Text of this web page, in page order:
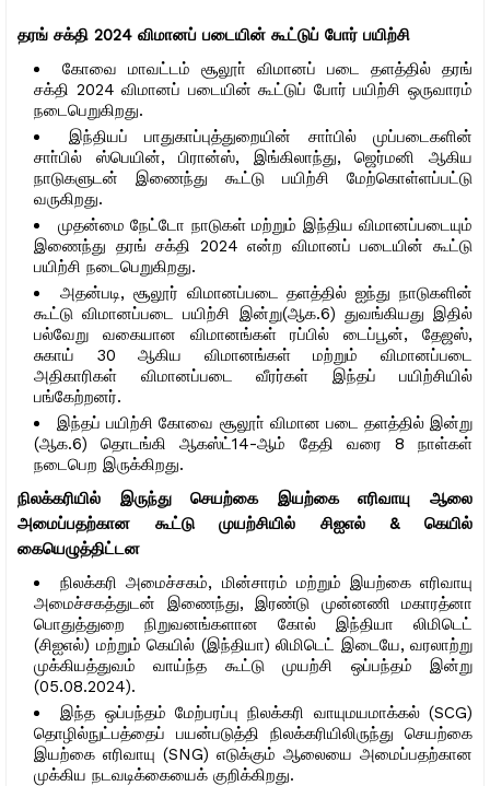
தரங் சக்தி 2024 விமானப் படையின் கூட்டுப் போர் பயிற்சி
கோவை மாவட்டம் சூலூா் விமானப் படை தளத்தில் தரங்
சக்தி 2024 விமானப் படையின் கூட்டுப் போர் பயிற்சி ஒருவாரம்
நடைபெறுகிறது.
இந்தியப் பாதுகாப்புத்துறையின் சாா்பில் முப்படைகளின்
சாா்பில் ஸ்பெயின், பிரான்ஸ், இங்கிலாந்து, ஜெர்மனி ஆகிய
நாடுகளுடன் இணைந்து கூட்டு பயிற்சி மேற்கொள்ளப்பட்டு
வருகிறது.
முதன்மை நேட்டோ நாடுகள் மற்றும் இந்திய விமானப்படையும்
இணைந்து தரங் சக்தி 2024 என்ற விமானப் படையின் கூட்டு
பயிற்சி நடைபெறுகிறது.
அதன்படி, சூலூர் விமானப்படை தளத்தில் ஐந்து நாடுகளின்
கூட்டு விமானப்படை பயிற்சி இன்று(ஆக.6) துவங்கியது இதில்
பல்வேறு வகையான விமானங்கள் ரப்பில் டைப்பூன், தேஜஸ்,
சுகாய் 30 ஆகிய விமானங்கள் மற்றும் விமானப்படை
அதிகாரிகள் விமானப்படை வீரர்கள் இந்தப் பயிற்சியில்
பங்கேற்றனர்.
இந்தப் பயிற்சி கோவை சூலூா் விமான படை தளத்தில் இன்று
(ஆக.6) தொடங்கி ஆகஸ்ட்14-ஆம் தேதி வரை 8 நாள்கள்
நடைபெற இருக்கிறது.
நிலக்கரியில் இருந்து செயற்கை இயற்கை எரிவாயு ஆலை
அமைப்பதற்கான கூட்டு முயற்சியில் சிஐஎல் & கெயில்
கையெழுத்திட்டன
நிலக்கரி அமைச்சகம், மின்சாரம் மற்றும் இயற்கை எரிவாயு
அமைச்சகத்துடன் இணைந்து, இரண்டு முன்னணி மகாரத்னா
பொதுத்துறை நிறுவனங்களான கோல் இந்தியா லிமிடெட்
(சிஐஎல்) மற்றும் கெயில் (இந்தியா) லிமிடெட் இடையே, வரலாற்று
முக்கியத்துவம் வாய்ந்த கூட்டு முயற்சி ஒப்பந்தம் இன்று
(05.08.2024).
இந்த ஒப்பந்தம் மேற்பரப்பு நிலக்கரி வாயுமயமாக்கல் (SCG)
தொழில்நுட்பத்தைப் பயன்படுத்தி நிலக்கரியிலிருந்து செயற்கை
இயற்கை எரிவாயு (SNG) எடுக்கும் ஆலையை அமைப்பதற்கான
முக்கிய நடவடிக்கையைக் குறிக்கிறது.